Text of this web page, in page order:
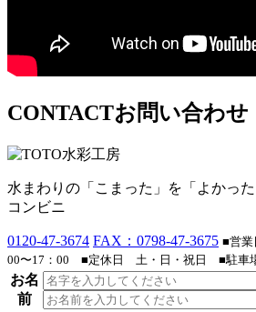
CONTACTお問い合わせ
水まわりの「こまった」を「よかっ
コンビニ
0120-47-3674 FAX：0798-47-3675 ■営
00〜17：00 ■定休日 土・日・祝日 ■駐車
お名
前